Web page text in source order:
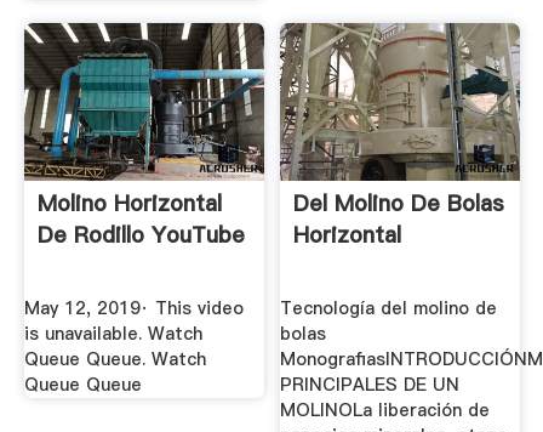
Molino Horizontal
De Rodillo YouTube
May 12, 2019· This video
is unavailable. Watch
Queue Queue. Watch
Queue Queue
Del Molino De Bolas
Horizontal
Tecnología del molino de
bolas
PRINCIPALES DE UN
MOLINOLa liberación de